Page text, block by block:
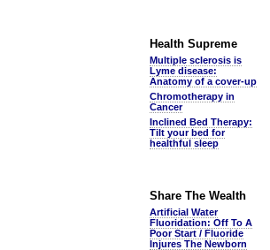
Health Supreme
Multiple sclerosis is
Lyme disease:
Anatomy of a cover-up
Chromotherapy in
Cancer
Inclined Bed Therapy:
Tilt your bed for
healthful sleep
Share The Wealth
Artificial Water
Fluoridation: Off To A
Poor Start / Fluoride
Injures The Newborn